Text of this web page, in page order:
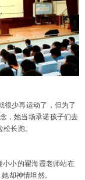
很少再运动了，但为了
，她当场承诺孩子们去
长跑。
小的翟海霞老师站在
却神情坦然。